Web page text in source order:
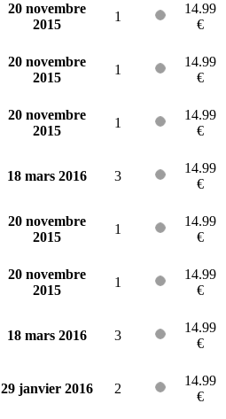
20 novembre
2015
1
14.99
€
20 novembre
2015
1
14.99
€
20 novembre
2015
1
14.99
€
18 mars 2016 3
14.99
€
20 novembre
2015
1
14.99
€
20 novembre
2015
1
14.99
€
18 mars 2016 3
14.99
€
29 janvier 2016 2
14.99
€